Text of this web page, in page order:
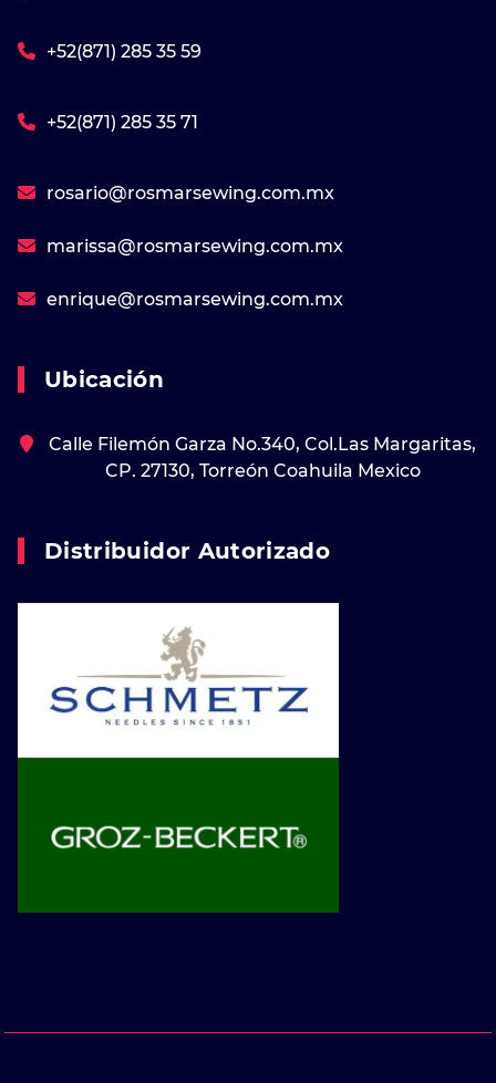
+52(871) 285 35 59
+52(871) 285 35 71
rosario@rosmarsewing.com.mx
marissa@rosmarsewing.com.mx
enrique@rosmarsewing.com.mx
Ubicación
Calle Filemón Garza No.340, Col.Las Margaritas,
CP. 27130, Torreón Coahuila Mexico
Distribuidor Autorizado